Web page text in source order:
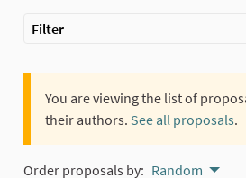
Filter
You are viewing the list of
their authors. See all proposals.
Order proposals by: Random